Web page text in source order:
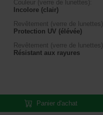
Couleur (verre de lunettes):
Incolore (clair)
Revêtement (verre de lunettes):
Protection UV (élévée)
Revêtement (verre de lunettes):
Résistant aux rayures
Panier d'achat